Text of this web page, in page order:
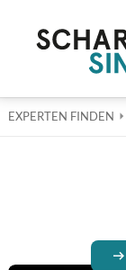
EXPERTEN FINDEN